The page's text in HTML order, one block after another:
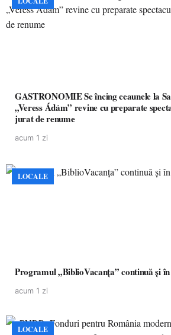
GASTRONOMIE Se încing ceaunele la Satu Mare! Concursul
„Veress Ádám” revine cu preparate
jurat de renume
acum 1 zi
LOCALE
Programul „BiblioVacanța” continuă și
acum 1 zi
LOCALE